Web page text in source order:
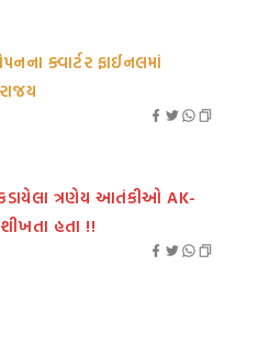
ક્વાર્ટર ફાઈનલમાં
ત્રણેય આતંકીઓ AK-
હતા !!